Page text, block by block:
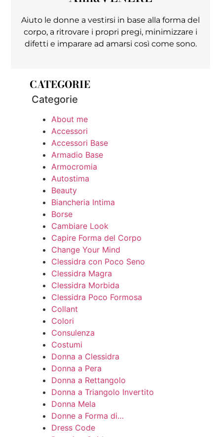
Aiuto le donne a vestirsi in base alla forma del
corpo, a ritrovare i propri pregi, minimizzare i
difetti e imparare ad amarsi così come sono.
CATEGORIE
Categorie
About me
Accessori
Accessori Base
Armadio Base
Armocromia
Autostima
Beauty
Biancheria Intima
Borse
Cambiare Look
Capire Forma del Corpo
Change Your Mind
Clessidra con Poco Seno
Clessidra Magra
Clessidra Morbida
Clessidra Poco Formosa
Collant
Colori
Consulenza
Costumi
Donna a Clessidra
Donna a Pera
Donna a Rettangolo
Donna a Triangolo Invertito
Donna Mela
Donne a Forma di…
Dress Code